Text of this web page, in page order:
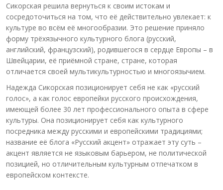
Сикорская решила вернуться к своим истокам и
сосредоточиться на том, что её действительно увлекает: к
культуре во всём её многообразии. Это решение приняло
форму трёхязычного культурного блога (русский,
английский, французский), родившегося в сердце Европы – в
Швейцарии, её приёмной стране, стране, которая
отличается своей мультикультурностью и многоязычием.
Надежда Сикорская позиционирует себя не как «русский
голос», а как голос европейки русского происхождения,
имеющей более 30 лет профессионального опыта в сфере
культуры. Она позиционирует себя как культурного
посредника между русскими и европейскими традициями;
название её блога «Русский акцент» отражает эту суть –
акцент является не языковым барьером, не политической
позицией, но отличительным культурным отпечатком в
европейском контексте.